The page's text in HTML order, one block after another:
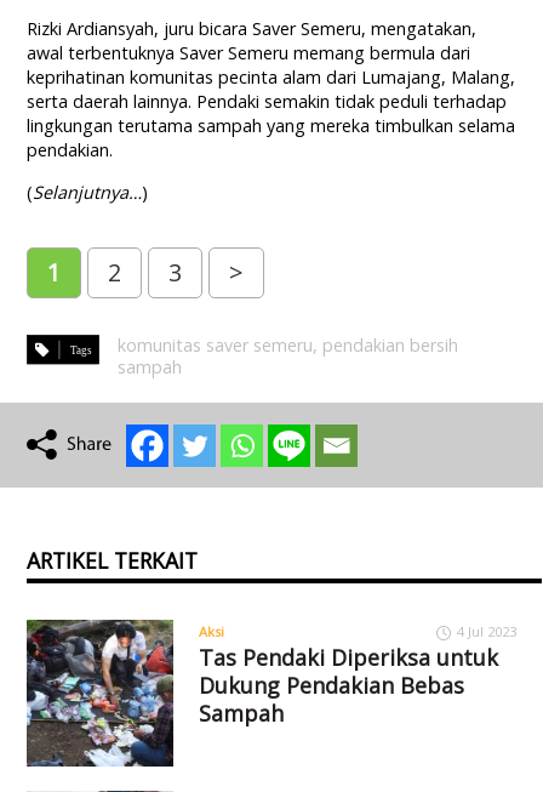
Rizki Ardiansyah, juru bicara Saver Semeru, mengatakan,
awal terbentuknya Saver Semeru memang bermula dari
keprihatinan komunitas pecinta alam dari Lumajang, Malang,
serta daerah lainnya. Pendaki semakin tidak peduli terhadap
lingkungan terutama sampah yang mereka timbulkan selama
pendakian.
(Selanjutnya…)
1 2 3 >
komunitas saver semeru, pendakian bersih
sampah
ARTIKEL TERKAIT
Aksi 4 Jul 2023
Tas Pendaki Diperiksa untuk
Dukung Pendakian Bebas
Sampah